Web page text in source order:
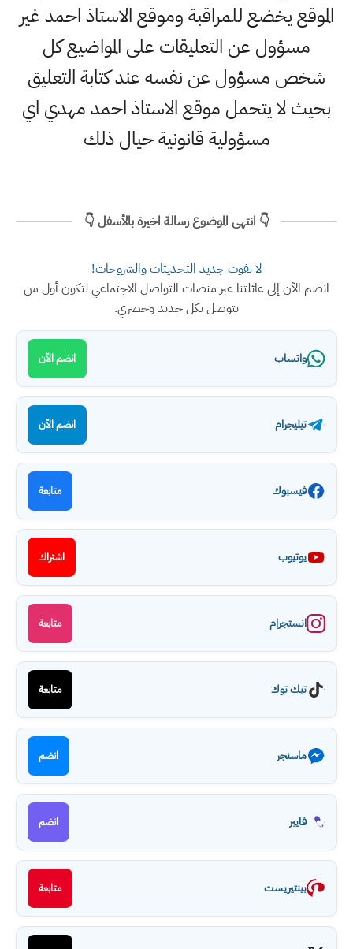
الموقع يخضع للمراقبة وموقع الاستاذ احمد غير
مسؤول عن التعليقات على المواضيع كل
شخص مسؤول عن نفسه عند كتابة التعليق
بحيث لا يتحمل موقع الاستاذ احمد مهدي اي
مسؤولية قانونية حيال ذلك
👇 انتهى الموضوع رسالة اخيرة بالأسفل 👇
لا تفوت جديد التحديثات والشروحات!
انضم الآن إلى عائلتنا عبر منصات التواصل الاجتماعي لتكون أول من
يتوصل بكل جديد وحصري.
واتساب انضم الآن
تيليجرام انضم الآن
فيسبوك متابعة
يوتيوب اشتراك
انستجرام متابعة
تيك توك متابعة
ماسنجر انضم
فايبر انضم
بينتيريست متابعة